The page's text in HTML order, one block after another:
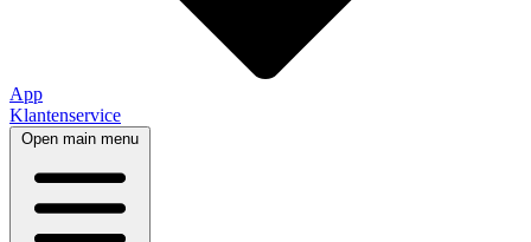
App
Klantenservice
Open main menu